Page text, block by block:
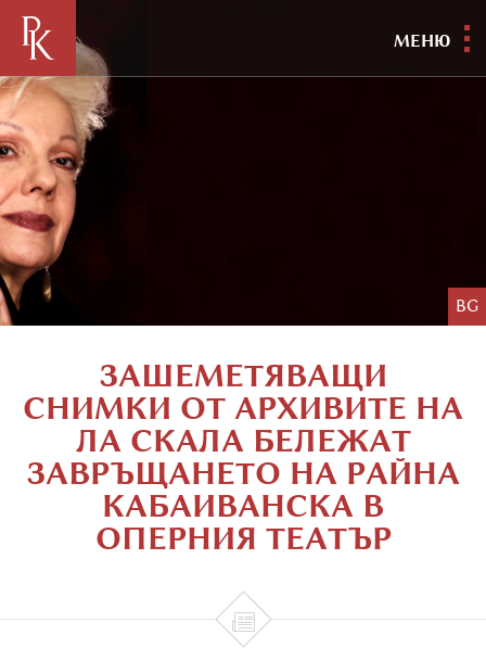
МЕНЮ
BG
ЗАШЕМЕТЯВАЩИ
СНИМКИ ОТ АРХИВИТЕ НА
ЛА СКАЛА БЕЛЕЖАТ
ЗАВРЪЩАНЕТО НА РАЙНА
КАБАИВАНСКА В
ОПЕРНИЯ ТЕАТЪР
